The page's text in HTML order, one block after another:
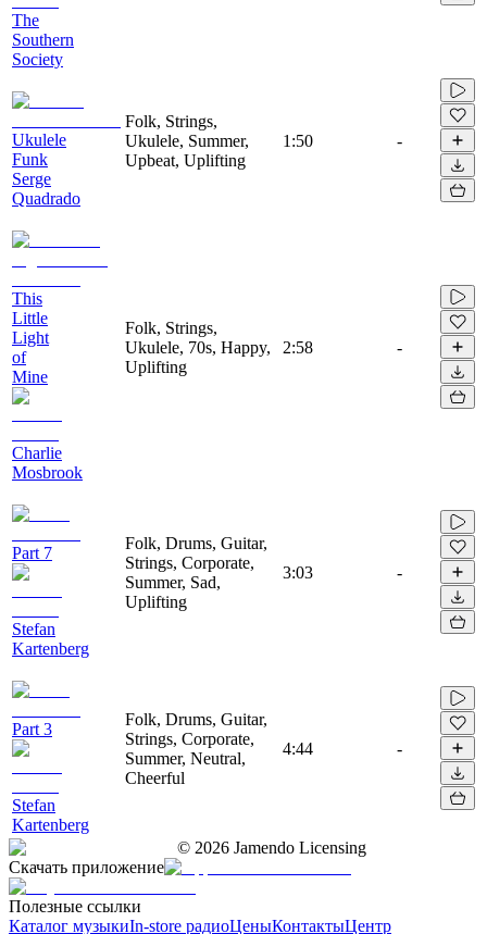
The
Southern
Society
Ukulele
Funk
Serge
Quadrado
Folk, Strings,
Ukulele, Summer,
Upbeat, Uplifting
1:50 -
This
Little
Light
of
Mine
Charlie
Mosbrook
Folk, Strings,
Ukulele, 70s, Happy,
Uplifting
2:58 -
Part 7
Stefan
Kartenberg
Folk, Drums, Guitar,
Strings, Corporate,
Summer, Sad,
Uplifting
3:03 -
Part 3
Stefan
Kartenberg
Folk, Drums, Guitar,
Strings, Corporate,
Summer, Neutral,
Cheerful
4:44 -
© 2026 Jamendo Licensing
Скачать приложение
Полезные ссылки
Каталог музыкиIn-store радиоЦеныКонтактыЦентр